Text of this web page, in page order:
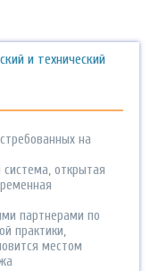
и технический
на
открытая
партнерами по
практики,
местом